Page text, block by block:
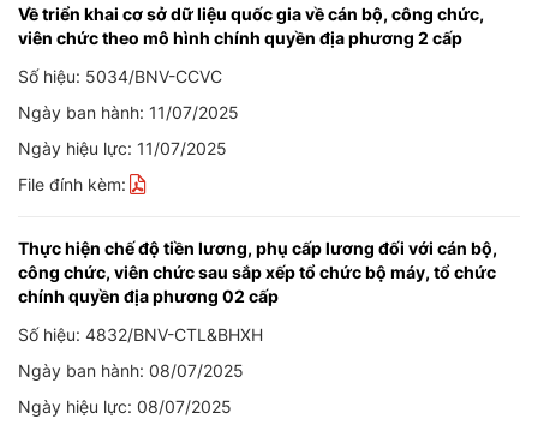
Về triển khai cơ sở dữ liệu quốc gia về cán bộ, công chức,
viên chức theo mô hình chính quyền địa phương 2 cấp
Số hiệu: 5034/BNV-CCVC
Ngày ban hành: 11/07/2025
Ngày hiệu lực: 11/07/2025
File đính kèm:
Thực hiện chế độ tiền lương, phụ cấp lương đối với cán bộ,
công chức, viên chức sau sắp xếp tổ chức bộ máy, tổ chức
chính quyền địa phương 02 cấp
Số hiệu: 4832/BNV-CTL&BHXH
Ngày ban hành: 08/07/2025
Ngày hiệu lực: 08/07/2025